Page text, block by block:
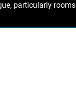
particularly